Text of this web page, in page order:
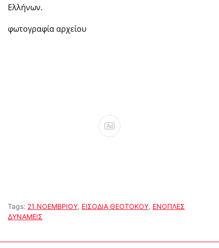
Ελλήνων.
φωτογραφία αρχείου
Ad
Tags: 21 ΝΟΕΜΒΡΙΟΥ, ΕΙΣΟΔΙΑ ΘΕΟΤΟΚΟΥ, ΕΝΟΠΛΕΣ
ΔΥΝΑΜΕΙΣ